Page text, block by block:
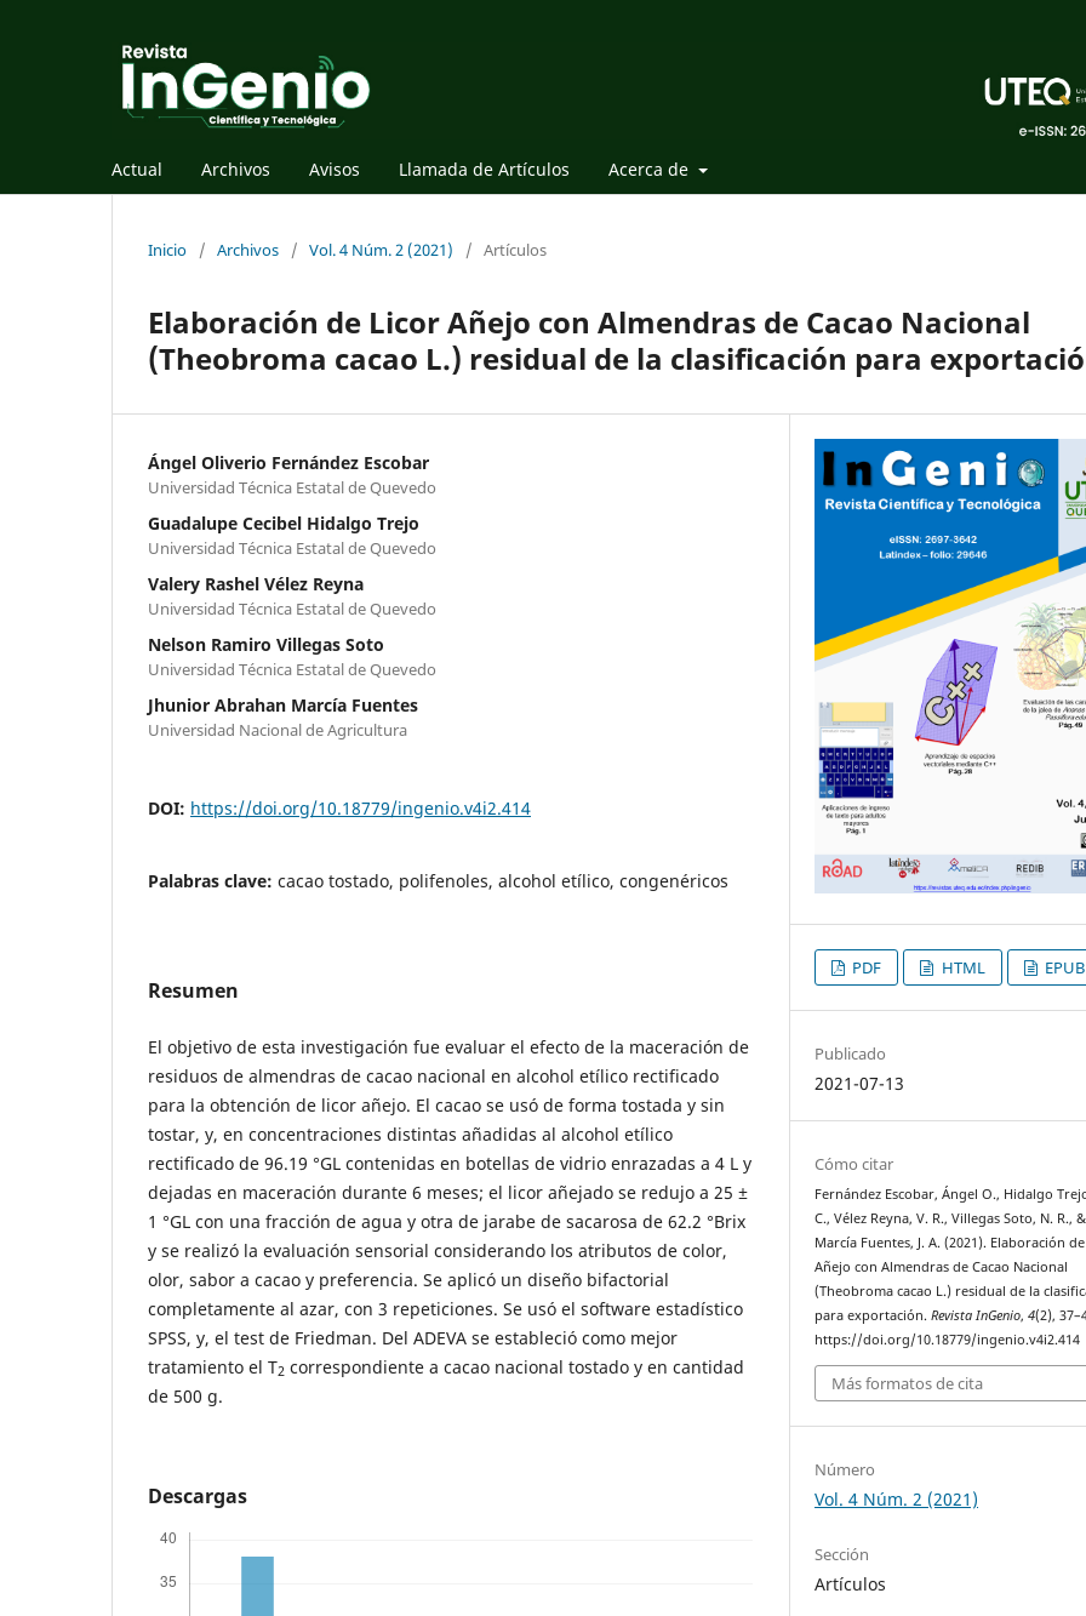
Actual Archivos Avisos Llamada de Artículos Acerca de
Inicio / Archivos / Vol. 4 Núm. 2 (2021) / Artículos
Elaboración de Licor Añejo con Almendras de Cacao Nacional
(Theobroma cacao L.) residual de la clasificación para
Ángel Oliverio Fernández Escobar
Universidad Técnica Estatal de Quevedo
Guadalupe Cecibel Hidalgo Trejo
Universidad Técnica Estatal de Quevedo
Valery Rashel Vélez Reyna
Universidad Técnica Estatal de Quevedo
Nelson Ramiro Villegas Soto
Universidad Técnica Estatal de Quevedo
Jhunior Abrahan Marcía Fuentes
Universidad Nacional de Agricultura
DOI: https://doi.org/10.18779/ingenio.v4i2.414
Palabras clave: cacao tostado, polifenoles, alcohol etílico, congenéricos
Resumen
El objetivo de esta investigación fue evaluar el efecto de la maceración de
residuos de almendras de cacao nacional en alcohol etílico rectificado
para la obtención de licor añejo. El cacao se usó de forma tostada y sin
tostar, y, en concentraciones distintas añadidas al alcohol etílico
rectificado de 96.19 °GL contenidas en botellas de vidrio enrazadas a 4 L y
dejadas en maceración durante 6 meses; el licor añejado se redujo a 25 ±
1 °GL con una fracción de agua y otra de jarabe de sacarosa de 62.2 °Brix
y se realizó la evaluación sensorial considerando los atributos de color,
olor, sabor a cacao y preferencia. Se aplicó un diseño bifactorial
completamente al azar, con 3 repeticiones. Se usó el software estadístico
SPSS, y, el test de Friedman. Del ADEVA se estableció como mejor
tratamiento el T2 correspondiente a cacao nacional tostado y en cantidad
de 500 g.
Descargas
PDF HTML EPUB
Publicado
2021-07-13
Cómo citar
Fernández Escobar, Ángel O., Hidalgo
C., Vélez Reyna, V. R., Villegas Soto, N. R., &
Marcía Fuentes, J. A. (2021). Elaboración
Añejo con Almendras de Cacao Nacional
(Theobroma cacao L.) residual de la
para exportación.Revista InGenio,4(2),
https://doi.org/10.18779/ingenio.v4i2.414
Más formatos de cita
Número
Vol. 4 Núm. 2 (2021)
Sección
Artículos